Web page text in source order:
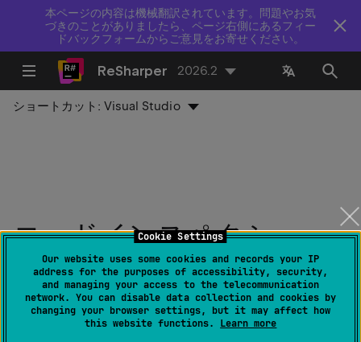
Cookie Settings
Our website uses some cookies and records your IP
address for the purposes of accessibility, security,
and managing your access to the telecommunication
network. You can disable data collection and cookies by
changing your browser settings, but it may affect how
this website functions. Learn more
本ページの内容は機械翻訳されています。問題やお気
づきのことがありましたら、ページ右側にあるフィー
ドバックフォームからご意見をお寄せください。
ReSharper 2026.2
ショートカット:Visual Studio
コードインスペクショ
ン：マークアップテキス
トの文法エラー